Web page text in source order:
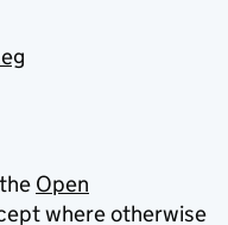
Open
where otherwise